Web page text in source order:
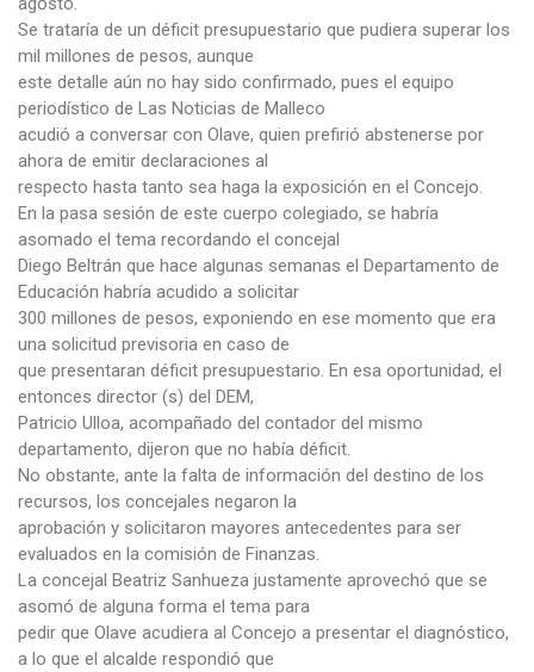
Se trataría de un déficit presupuestario que pudiera superar los
mil millones de pesos, aunque
este detalle aún no hay sido confirmado, pues el equipo
periodístico de Las Noticias de Malleco
acudió a conversar con Olave, quien prefirió abstenerse por
ahora de emitir declaraciones al
respecto hasta tanto sea haga la exposición en el Concejo.
En la pasa sesión de este cuerpo colegiado, se habría
asomado el tema recordando el concejal
Diego Beltrán que hace algunas semanas el Departamento de
Educación habría acudido a solicitar
300 millones de pesos, exponiendo en ese momento que era
una solicitud previsoria en caso de
que presentaran déficit presupuestario. En esa oportunidad, el
entonces director (s) del DEM,
Patricio Ulloa, acompañado del contador del mismo
departamento, dijeron que no había déficit.
No obstante, ante la falta de información del destino de los
recursos, los concejales negaron la
aprobación y solicitaron mayores antecedentes para ser
evaluados en la comisión de Finanzas.
La concejal Beatriz Sanhueza justamente aprovechó que se
asomó de alguna forma el tema para
pedir que Olave acudiera al Concejo a presentar el diagnóstico,
a lo que el alcalde respondió que